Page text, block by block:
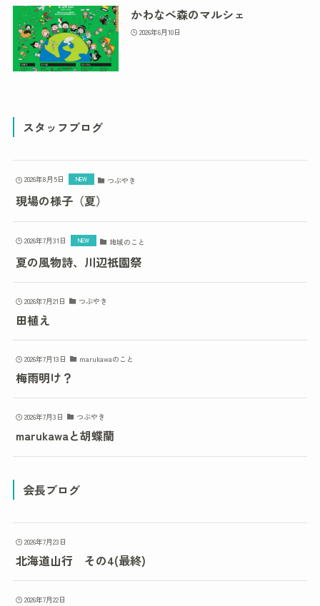
かわなべ森のマルシェ
2026年6月10日
スタッフブログ
2026年8月5日 つぶやき
現場の様子（夏）
2026年7月31日 地域のこと
夏の風物詩、川辺祇園祭
2026年7月21日 つぶやき
田植え
2026年7月13日 marukawaのこと
梅雨明け？
2026年7月3日 つぶやき
marukawaと胡蝶蘭
会長ブログ
2026年7月23日
北海道山行 その4(最終)
2026年7月22日